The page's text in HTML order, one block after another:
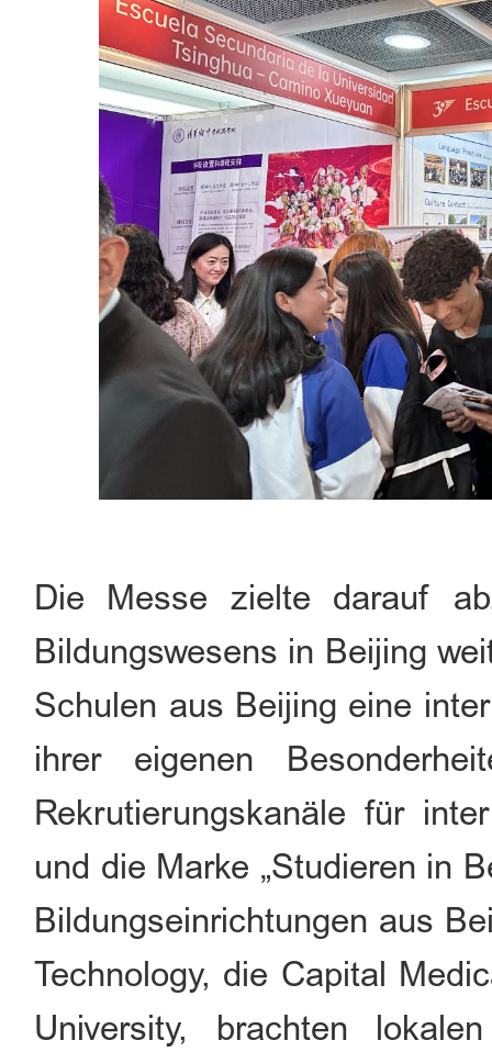
Die Messe zielte darauf
Bildungswesens in Beijing
Schulen aus Beijing eine
ihrer eigenen
Rekrutierungskanäle für
und die Marke „Studieren in
Bildungseinrichtungen aus
Technology, die Capital
University, brachten